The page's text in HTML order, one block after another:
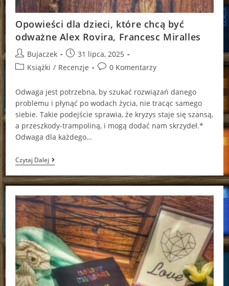
Opowieści dla dzieci, które chcą być
odważne Alex Rovira, Francesc Miralles
Post
author:
Bujaczek
Post
published:
31 lipca, 2025
PostKsiążki / Recenzje
Post0 Komentarzy
Odwaga jest potrzebna, by szukać rozwiązań danego
problemu i płynąć po wodach życia, nie tracąc samego
siebie. Takie podejście sprawia, że kryzys staje się szansą,
a przeszkody-trampoliną, i mogą dodać nam skrzydeł.*
Odwaga dla każdego…
Czytaj DalejOpowieści
Dla
Dzieci,
Które
Być
Odważne
Alex
Rovira,
Francesc
Miralles